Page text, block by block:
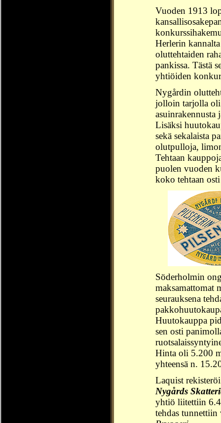
Vuoden 1913
Herlerin
oluttehtaiden
pankissa. Tästä
yhtiöiden
Nygårdin
jolloin tarjolla
asuinrakennusta
Lisäksi
sekä sekalaista
olutpulloja,
Tehtaan
puolen vuoden
koko tehtaan
Söderholmin
maksamattomat
seurauksena
Huutokauppa
sen osti
Hinta oli 5.200
yhteensä n.
Laquist
Nygårds
yhtiö liitettiin
tehdas